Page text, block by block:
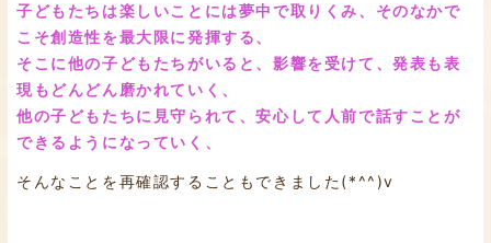
子どもたちは楽しいことには夢中で取りくみ、そのなかで
こそ創造性を最大限に発揮する、
そこに他の子どもたちがいると、影響を受けて、発表も表
現もどんどん磨かれていく、
他の子どもたちに見守られて、安心して人前で話すことが
できるようになっていく、
そんなことを再確認することもできました(*^^)v